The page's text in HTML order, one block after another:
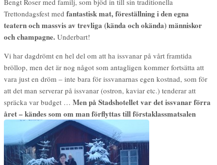
Bengt Roser med familj, som bjöd in till sin traditionella
Trettondagsfest med fantastisk mat, föreställning i den egna
teatern och massvis av trevliga (kända och okända) människor
och champagne. Underbart!
Vi har dagdrömt en hel del om att ha issvanar på vårt framtida
bröllop, men det är nog något som antagligen kommer fortsätta att
vara just en dröm – inte bara för issvanarnas egen kostnad, som för
att det man serverar på issvanar (ostron, kaviar etc.) tenderar att
spräcka var budget … Men på Stadshotellet var det issvanar förra
året – kändes som om man förflyttas till förstaklassmatsalen